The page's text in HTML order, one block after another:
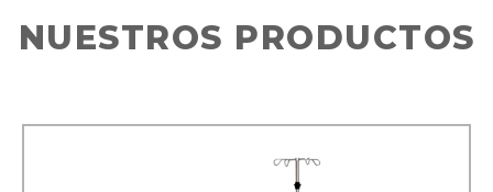
NUESTROS PRODUCTOS